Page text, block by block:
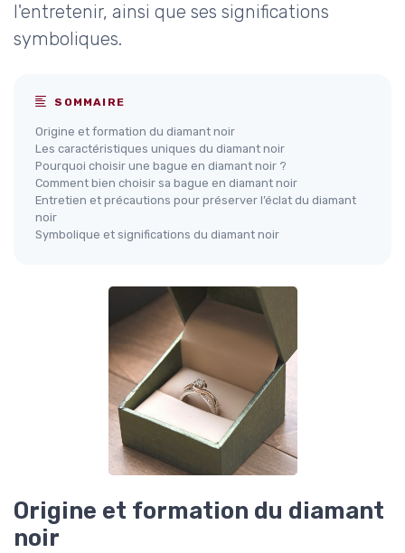
l'entretenir, ainsi que ses significations
symboliques.
SOMMAIRE
Origine et formation du diamant noir
Les caractéristiques uniques du diamant noir
Pourquoi choisir une bague en diamant noir ?
Comment bien choisir sa bague en diamant noir
Entretien et précautions pour préserver l’éclat du diamant
noir
Symbolique et significations du diamant noir
Origine et formation du diamant
noir